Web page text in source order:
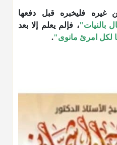
فليخبره قبل دفعها
بالنيات"، فإلم يعلم إلا بعد
لكل امرئ مانوى".